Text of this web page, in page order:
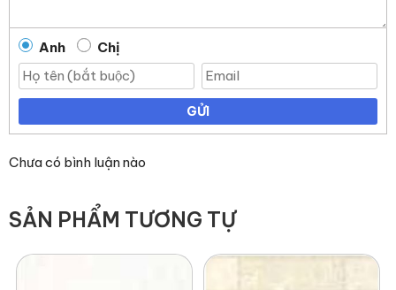
Anh Chị
GỬI
Chưa có bình luận nào
SẢN PHẨM TƯƠNG TỰ